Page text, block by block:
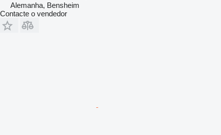
Alemanha, Bensheim
Contacte o vendedor